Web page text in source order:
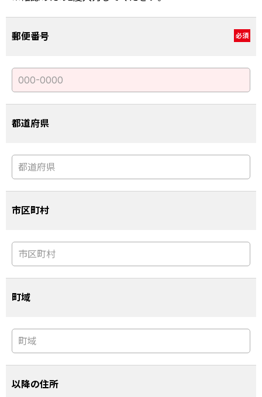
郵便番号 必須
都道府県
市区町村
町域
以降の住所